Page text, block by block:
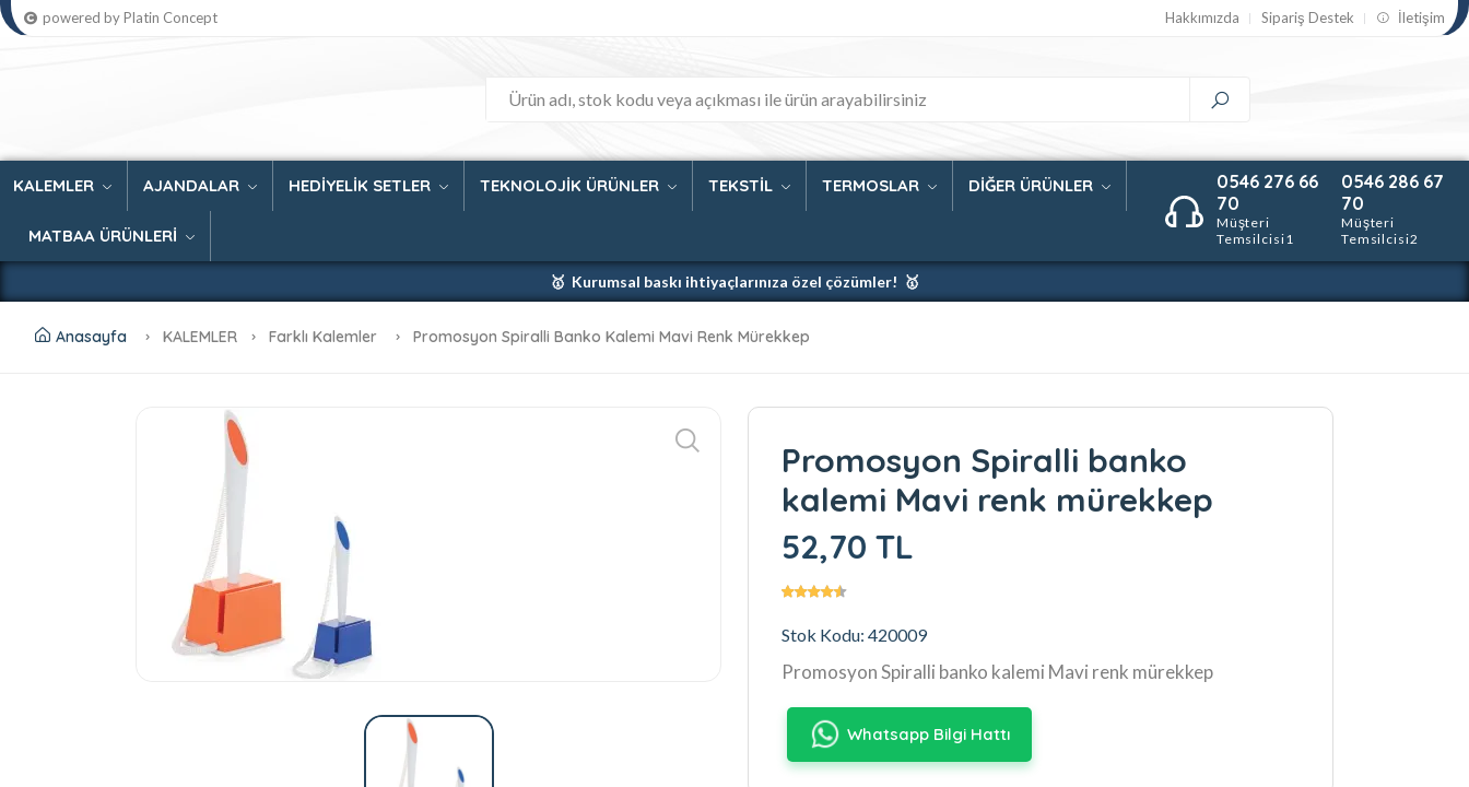
powered by Platin Concept Hakkımızda Sipariş Destek İletişim
KALEMLER AJANDALAR HEDİYELİK SETLER TEKNOLOJİK ÜRÜNLER TEKSTİL TERMOSLAR DİĞER ÜRÜNLER
MATBAA ÜRÜNLERİ
0546 276 66
70
Müşteri
Temsilcisi1
0546 286 67
70
Müşteri
Temsilcisi2
🥇 Kurumsal baskı ihtiyaçlarınıza özel çözümler! 🥇
🥇 Şimdi %35 indirim! 🥇
Anasayfa KALEMLER Farklı Kalemler Promosyon Spiralli Banko Kalemi Mavi Renk Mürekkep
Promosyon Spiralli banko
kalemi Mavi renk mürekkep
52,70 TL
Stok Kodu: 420009
Promosyon Spiralli banko kalemi Mavi renk mürekkep
Whatsapp Bilgi Hattı